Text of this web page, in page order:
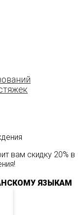
вам скидку 20% в
ЯЗЫКАМ